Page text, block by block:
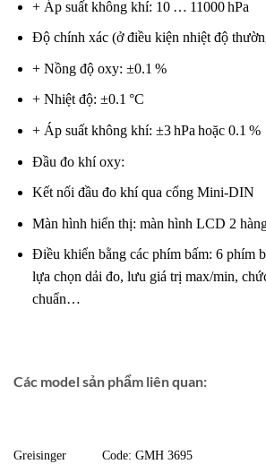
+ Áp suất không khí: 10 … 11000 hPa
Độ chính xác (ở điều kiện nhiệt độ
+ Nồng độ oxy: ±0.1 %
+ Nhiệt độ: ±0.1 °C
+ Áp suất không khí: ±3 hPa hoặc 0.1 %
Đầu đo khí oxy:
Kết nối đầu đo khí qua cổng Mini-DIN
Màn hình hiển thị: màn hình LCD 2
Điều khiển bằng các phím bấm: 6 phím
lựa chọn dải đo, lưu giá trị max/min,
chuẩn…
Các model sản phẩm liên quan:
Greisinger
Code: GMH 3695